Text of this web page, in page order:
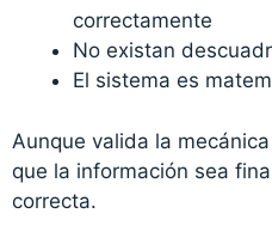
correctamente
No existan
El sistema es
Aunque valida la
que la información sea
correcta.